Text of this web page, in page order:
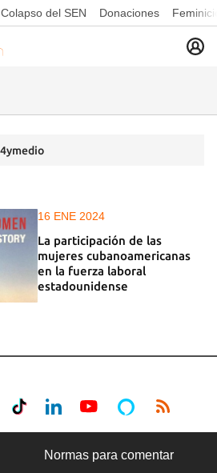
Colapso del SEN Donaciones
16 ENE 2024
La participación de las
mujeres cubanoamericanas
en la fuerza laboral
estadounidense
Normas para comentar